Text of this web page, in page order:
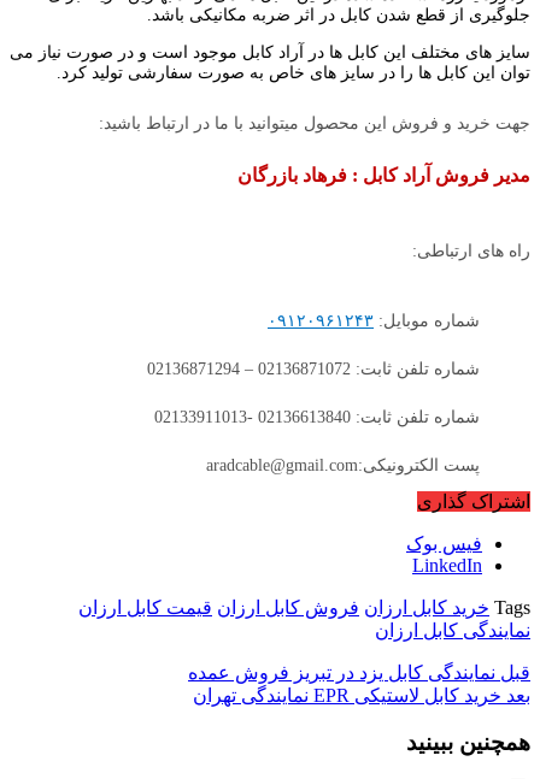
جلوگیری از قطع شدن کابل در اثر ضربه مکانیکی باشد.
سایز های مختلف این کابل ها در آراد کابل موجود است و در صورت نیاز می
توان این کابل ها را در سایز های خاص به صورت سفارشی تولید کرد.
جهت خرید و فروش این محصول میتوانید با ما در ارتباط باشید:
مدیر فروش آراد کابل : فرهاد بازرگان
راه های ارتباطی:
شماره موبایل: ۰۹۱۲۰۹۶۱۲۴۳
شماره تلفن ثابت: 02136871072 – 02136871294
شماره تلفن ثابت: 02136613840 -02133911013
پست الکترونیکی:aradcable@gmail.com
اشتراک گذاری
فیس بوک
LinkedIn
Tags خرید کابل ارزان فروش کابل ارزان قیمت کابل ارزان
نمایندگی کابل ارزان
قبل نمایندگی کابل یزد در تبریز فروش عمده
بعد خرید کابل لاستیکی EPR نمایندگی تهران
همچنین ببینید